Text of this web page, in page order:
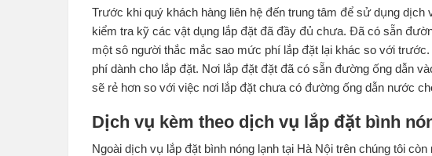
Trước khi quý khách hàng liên hệ đến trung tâm để sử dụng
kiểm tra kỹ các vật dụng lắp đặt đã đầy đủ chưa. Đã có sẵn
một sô người thắc mắc sao mức phí lắp đặt lại khác so với
phí dành cho lắp đặt. Nơi lắp đặt đặt đã có sẵn đường ống dẫn
sẽ rẻ hơn so với việc nơi lắp đặt chưa có đường ống dẫn nước
Dịch vụ kèm theo dịch vụ lắp đặt bình
Ngoài dịch vụ lắp đặt bình nóng lạnh tại Hà Nội trên chúng tôi